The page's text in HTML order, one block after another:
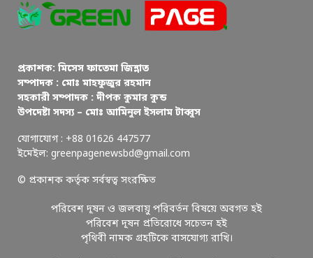
প্রকাশক: মিসেস ফাতেমা জিন্নাত
সম্পাদক : মোঃ মাহফুজুর রহমান
সহকারী সম্পাদক : দীপক কুমার কুন্ড
উপদেষ্টা সদস্য – মোঃ আমিনুল ইসলাম টাব্বুস
যোগাযোগ : +88 01626 447577
ইমেইল: greenpagenewsbd@gmail.com
© প্রকাশক কর্তৃক সর্বস্বত্ব সংরক্ষিত
পরিবেশ দূষন ও জলবায়ু পরিবর্তন বিষয়ে অবগত হই
পরিবেশ দূষন প্রতিরোধে সচেতন হই
পৃথিবী নামক গ্রহটিকে বাসযোগ্য রাখি।